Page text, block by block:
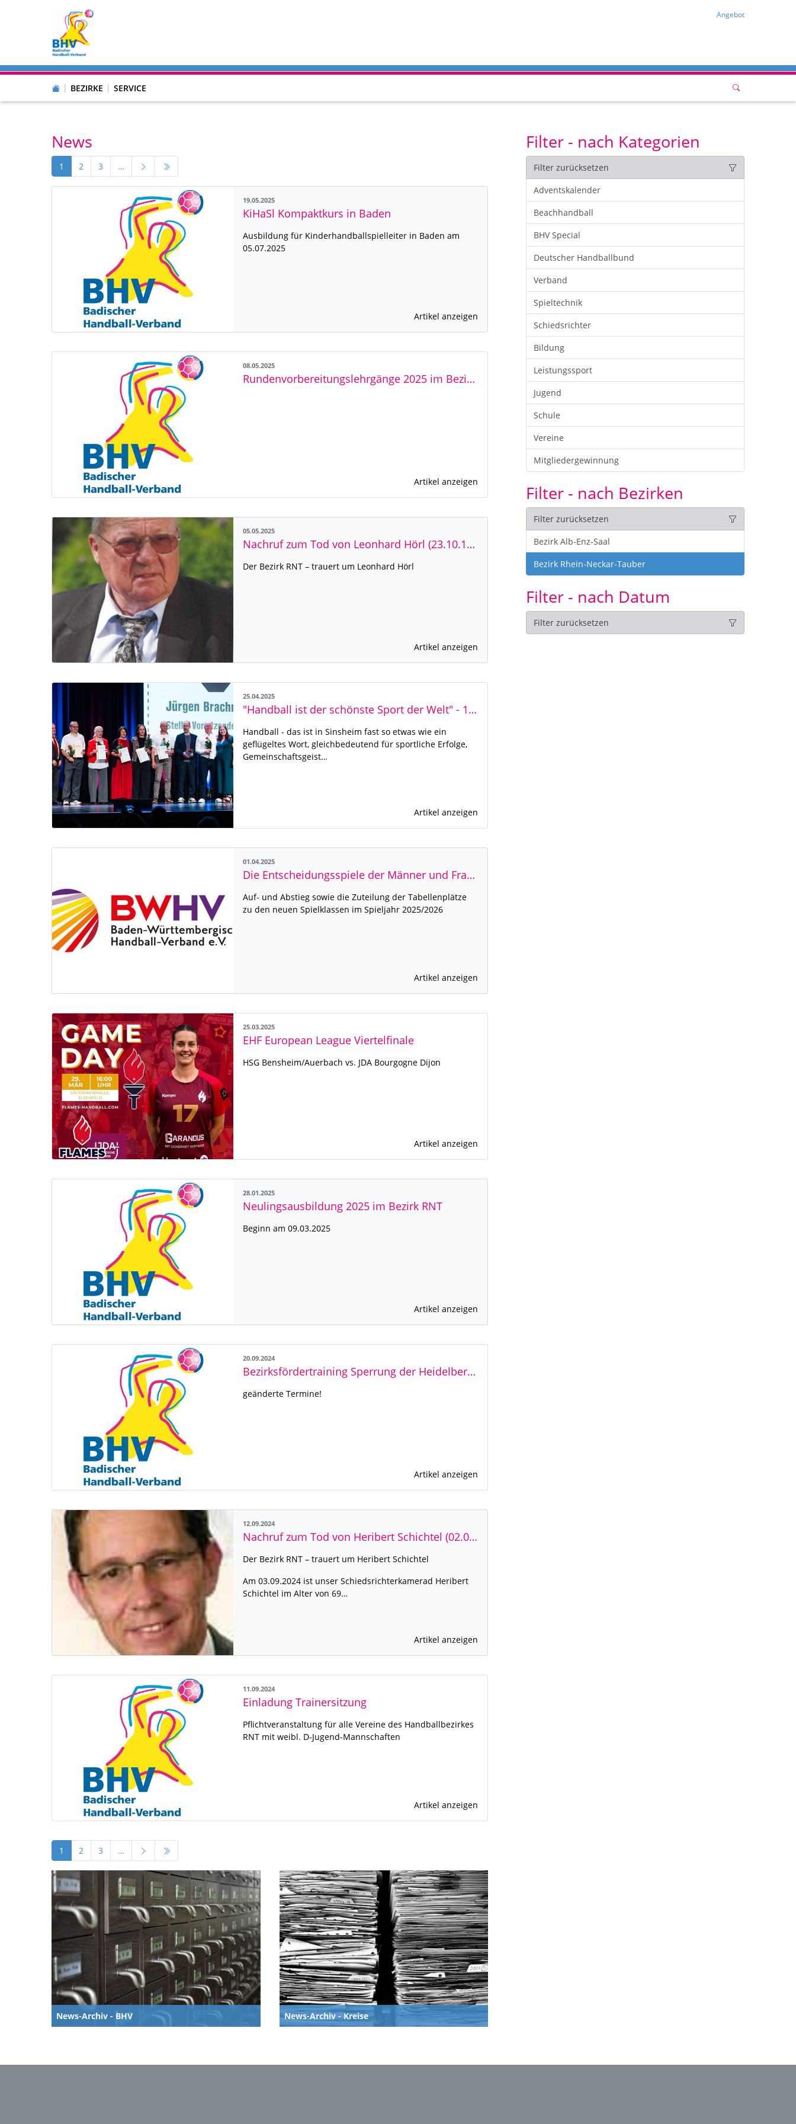
Angebot
BEZIRKE SERVICE
News
1 2 3 …
19.05.2025
KiHaSl Kompaktkurs in Baden
Ausbildung für Kinderhandballspielleiter in Baden am
05.07.2025
Artikel anzeigen
08.05.2025
Rundenvorbereitungslehrgänge 2025 im Bezirk RNT
Artikel anzeigen
05.05.2025
Nachruf zum Tod von Leonhard Hörl (23.10.1936 - 05.04.2025)
Der Bezirk RNT – trauert um Leonhard Hörl
Artikel anzeigen
25.04.2025
"Handball ist der schönste Sport der Welt" - 100 Jahre Handball-Abteilung in Sinsheim
Handball - das ist in Sinsheim fast so etwas wie ein
geflügeltes Wort, gleichbedeutend für sportliche Erfolge,
Gemeinschaftsgeist…
Artikel anzeigen
01.04.2025
Die Entscheidungsspiele der Männer und Frauen 2024/2025
Auf- und Abstieg sowie die Zuteilung der Tabellenplätze
zu den neuen Spielklassen im Spieljahr 2025/2026
Artikel anzeigen
25.03.2025
EHF European League Viertelfinale
HSG Bensheim/Auerbach vs. JDA Bourgogne Dijon
Artikel anzeigen
28.01.2025
Neulingsausbildung 2025 im Bezirk RNT
Beginn am 09.03.2025
Artikel anzeigen
20.09.2024
Bezirksfördertraining Sperrung der Heidelberger IGH Sporthalle
geänderte Termine!
Artikel anzeigen
12.09.2024
Nachruf zum Tod von Heribert Schichtel (02.09.1955 - 03.09.2024)
Der Bezirk RNT – trauert um Heribert Schichtel
Am 03.09.2024 ist unser Schiedsrichterkamerad Heribert
Schichtel im Alter von 69…
Artikel anzeigen
11.09.2024
Einladung Trainersitzung
Pflichtveranstaltung für alle Vereine des Handballbezirkes
RNT mit weibl. D-Jugend-Mannschaften
Artikel anzeigen
1 2 3 …
News-Archiv - BHV News-Archiv - Kreise
Filter - nach Kategorien
Filter zurücksetzen
Adventskalender
Beachhandball
BHV Special
Deutscher Handballbund
Verband
Spieltechnik
Schiedsrichter
Bildung
Leistungssport
Jugend
Schule
Vereine
Mitgliedergewinnung
Filter - nach Bezirken
Filter zurücksetzen
Bezirk Alb-Enz-Saal
Bezirk Rhein-Neckar-Tauber
Filter - nach Datum
Filter zurücksetzen